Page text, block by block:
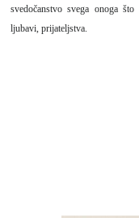
svedočanstvo svega onoga
ljubavi, prijateljstva.